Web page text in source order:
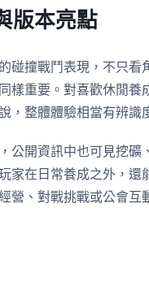
版本亮點
碰撞戰鬥表現，不只看
樣重要。對喜歡休閒養
，整體體驗相當有辨識
公開資訊中也可見挖礦
家在日常養成之外，還
營、對戰挑戰或公會互